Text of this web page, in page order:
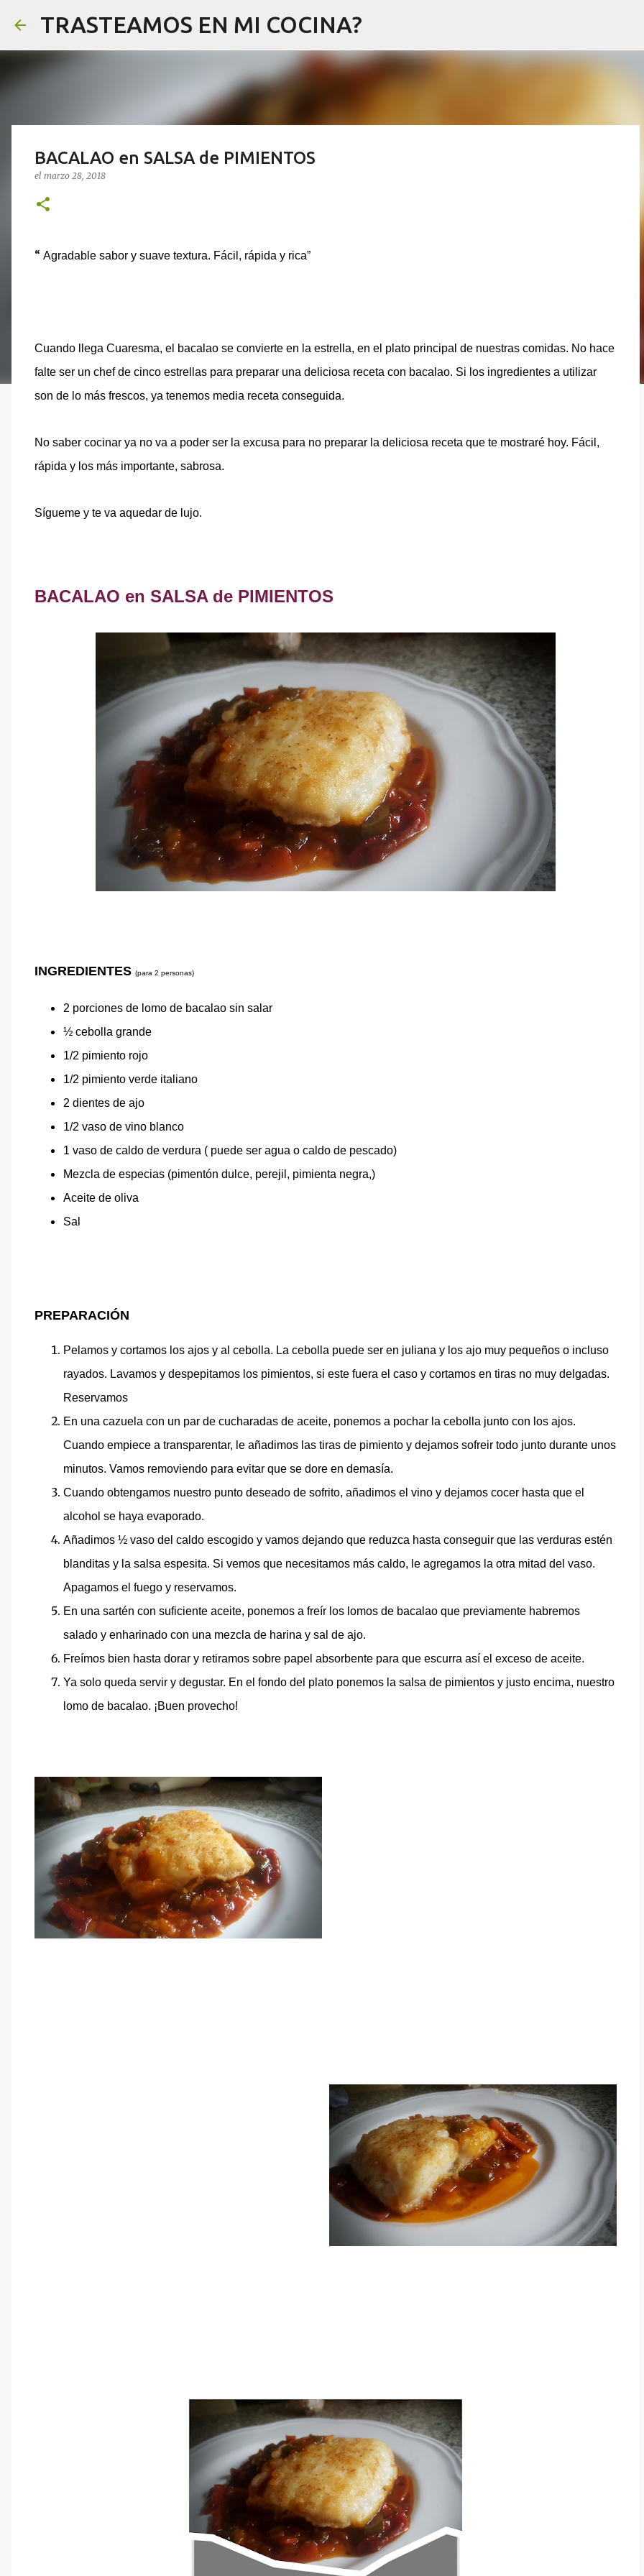
TRASTEAMOS EN MI COCINA?
BACALAO en SALSA de PIMIENTOS
el marzo 28, 2018
“ Agradable sabor y suave textura. Fácil, rápida y rica”
Cuando llega Cuaresma, el bacalao se convierte en la estrella, en el plato principal de nuestras comidas. No hace
falte ser un chef de cinco estrellas para preparar una deliciosa receta con bacalao. Si los ingredientes a utilizar
son de lo más frescos, ya tenemos media receta conseguida.
No saber cocinar ya no va a poder ser la excusa para no preparar la deliciosa receta que te mostraré hoy. Fácil,
rápida y los más importante, sabrosa.
Sígueme y te va aquedar de lujo.
BACALAO en SALSA de PIMIENTOS
INGREDIENTES (para 2 personas)
2 porciones de lomo de bacalao sin salar
½ cebolla grande
1/2 pimiento rojo
1/2 pimiento verde italiano
2 dientes de ajo
1/2 vaso de vino blanco
1 vaso de caldo de verdura ( puede ser agua o caldo de pescado)
Mezcla de especias (pimentón dulce, perejil, pimienta negra,)
Aceite de oliva
Sal
PREPARACIÓN
Pelamos y cortamos los ajos y al cebolla. La cebolla puede ser en juliana y los ajo muy pequeños o incluso
rayados. Lavamos y despepitamos los pimientos, si este fuera el caso y cortamos en tiras no muy delgadas.
Reservamos
En una cazuela con un par de cucharadas de aceite, ponemos a pochar la cebolla junto con los ajos.
Cuando empiece a transparentar, le añadimos las tiras de pimiento y dejamos sofreir todo junto durante unos
minutos. Vamos removiendo para evitar que se dore en demasía.
Cuando obtengamos nuestro punto deseado de sofrito, añadimos el vino y dejamos cocer hasta que el
alcohol se haya evaporado.
Añadimos ½ vaso del caldo escogido y vamos dejando que reduzca hasta conseguir que las verduras estén
blanditas y la salsa espesita. Si vemos que necesitamos más caldo, le agregamos la otra mitad del vaso.
Apagamos el fuego y reservamos.
En una sartén con suficiente aceite, ponemos a freír los lomos de bacalao que previamente habremos
salado y enharinado con una mezcla de harina y sal de ajo.
Freímos bien hasta dorar y retiramos sobre papel absorbente para que escurra así el exceso de aceite.
Ya solo queda servir y degustar. En el fondo del plato ponemos la salsa de pimientos y justo encima, nuestro
lomo de bacalao. ¡Buen provecho!